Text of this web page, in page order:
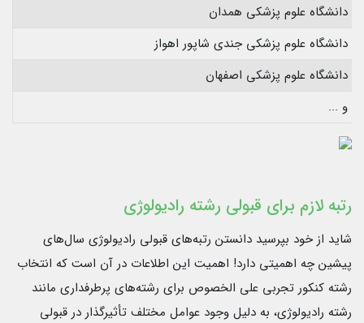
دانشگاه علوم پزشکی همدان
دانشگاه علوم پزشکی جندی شاپور اهواز
دانشگاه علوم پزشکی اصفهان
و ...
رتبه لازم برای قبولی رشته رادیولوژی
شاید از خود بپرسید دانستن رتبه‌های قبولی رادیولوژی سال‌های
پیشین چه اهمیتی دارد! اهمیت این اطلاعات در آن است که انتخاب
رشته کنکور تجربی علی الخصوص برای رشته‌های پرطرفداری مانند
رشته رادیولوژی، به دلیل وجود عوامل مختلف تأثیرگذار در قبولی